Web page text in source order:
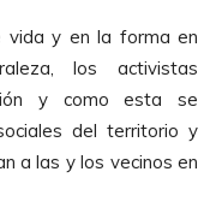
vida y en la forma en
los activistas
y como esta se
del territorio y
a las y los vecinos en